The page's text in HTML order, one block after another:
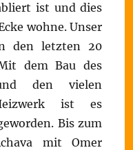
ist und dies
wohne. Unser
den letzten 20
dem Bau des
den vielen
ist es
Bis zum
mit Omer